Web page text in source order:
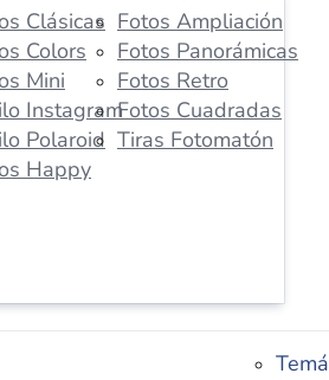
Clásicas
Colors
Mini
Instagram
Polaroid
Happy
Fotos Ampliación
Fotos Panorámicas
Fotos Retro
Fotos Cuadradas
Tiras Fotomatón